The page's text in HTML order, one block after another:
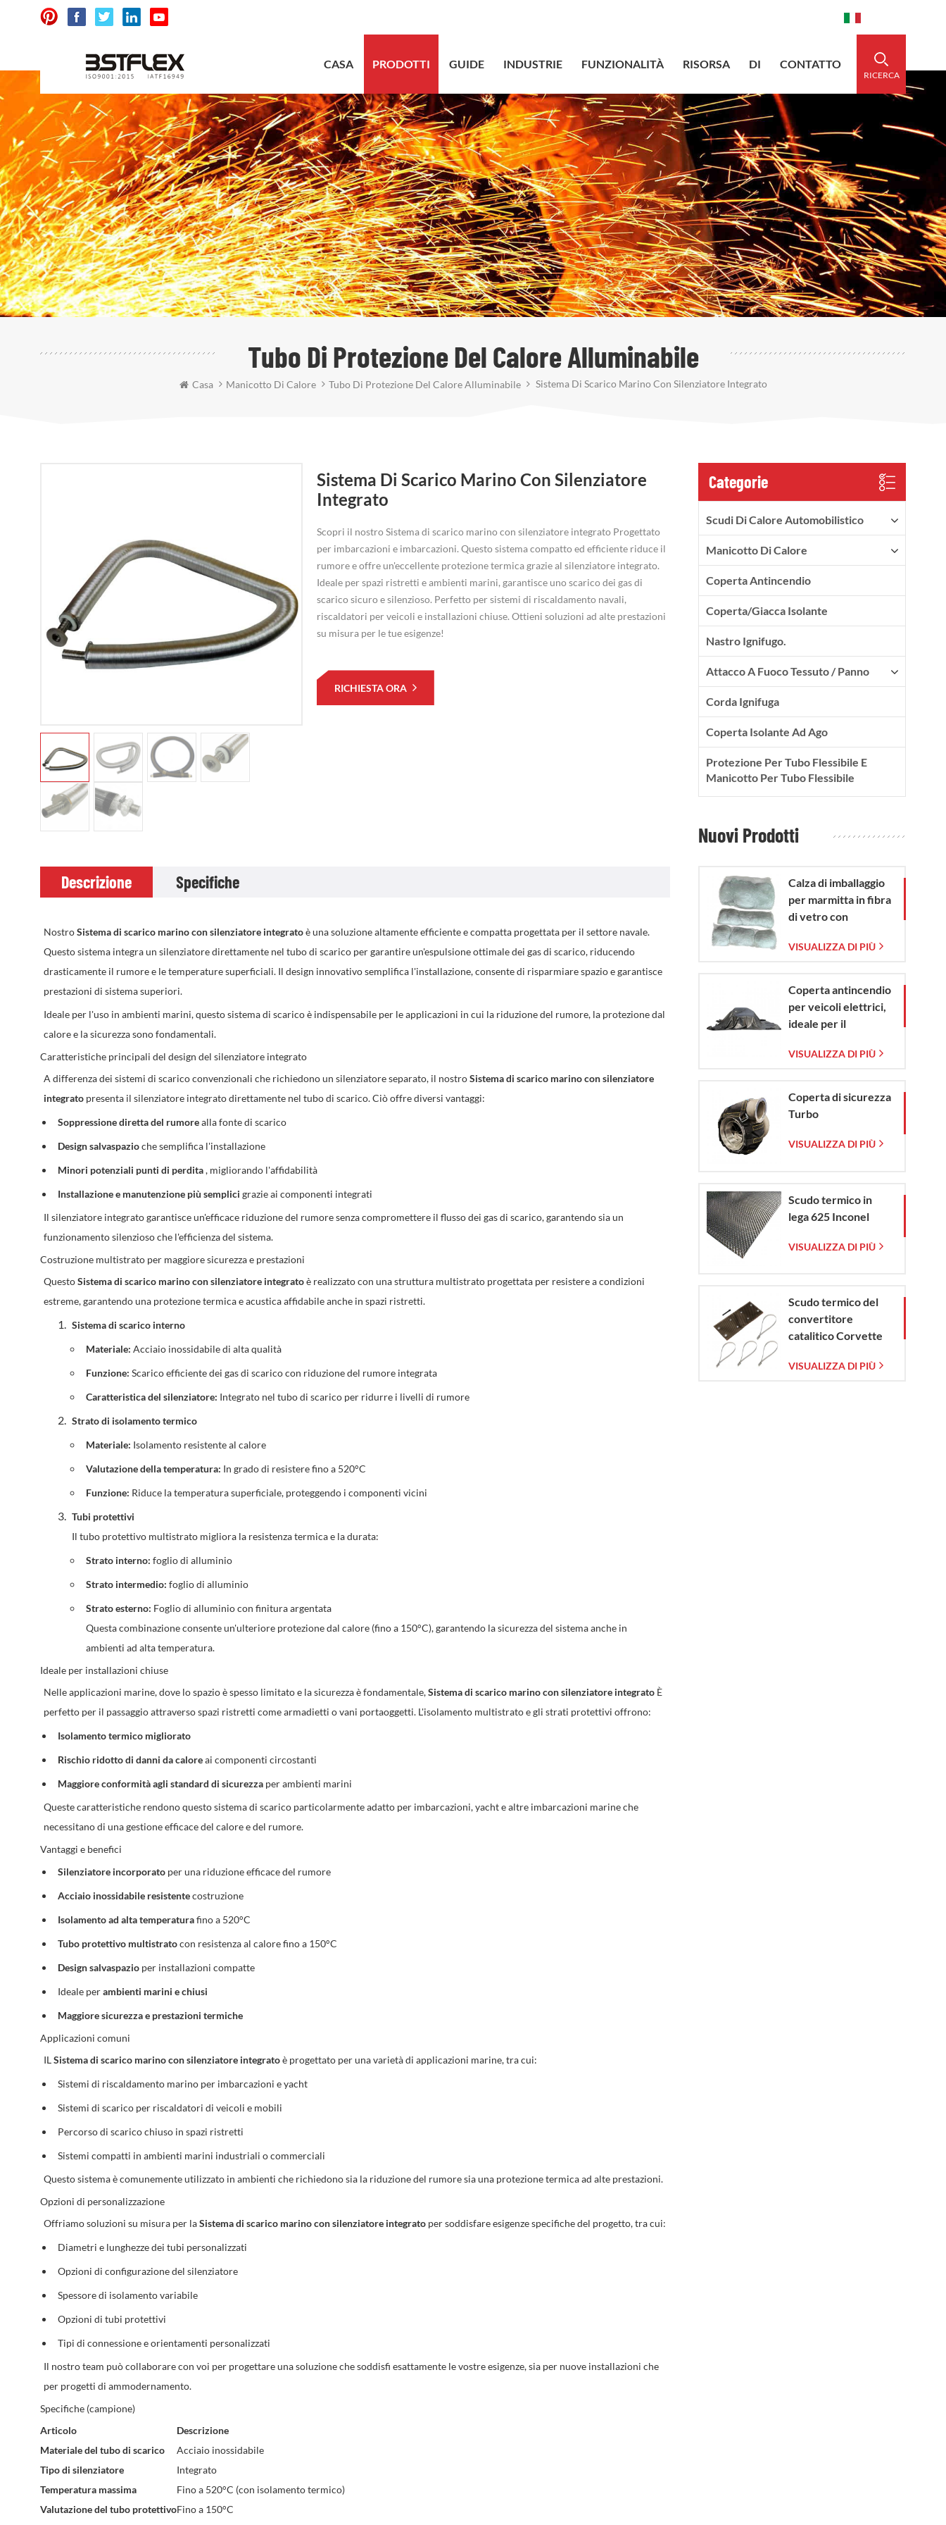
RICERCA
CASA PRODOTTI GUIDE INDUSTRIE FUNZIONALITÀ RISORSA DI CONTATTO
Tubo Di Protezione Del Calore Alluminabile
Casa Manicotto Di Calore Tubo Di Protezione Del Calore Alluminabile Sistema Di Scarico Marino Con Silenziatore Integrato
Sistema Di Scarico Marino Con Silenziatore
Integrato
Scopri il nostro Sistema di scarico marino con silenziatore integrato Progettato
per imbarcazioni e imbarcazioni. Questo sistema compatto ed efficiente riduce il
rumore e offre un'eccellente protezione termica grazie al silenziatore integrato.
Ideale per spazi ristretti e ambienti marini, garantisce uno scarico dei gas di
scarico sicuro e silenzioso. Perfetto per sistemi di riscaldamento navali,
riscaldatori per veicoli e installazioni chiuse. Ottieni soluzioni ad alte prestazioni
su misura per le tue esigenze!
RICHIESTA ORA
Descrizione Specifiche
NostroSistema di scarico marino con silenziatore integratoè una soluzione altamente efficiente e compatta progettata per il settore navale.
Questo sistema integra un silenziatore direttamente nel tubo di scarico per garantire un'espulsione ottimale dei gas di scarico, riducendo
drasticamente il rumore e le temperature superficiali. Il design innovativo semplifica l'installazione, consente di risparmiare spazio e garantisce
prestazioni di sistema superiori.
Ideale per l'uso in ambienti marini, questo sistema di scarico è indispensabile per le applicazioni in cui la riduzione del rumore, la protezione dal
calore e la sicurezza sono fondamentali.
Caratteristiche principali del design del silenziatore integrato
A differenza dei sistemi di scarico convenzionali che richiedono un silenziatore separato, il nostroSistema di scarico marino con silenziatore
integrato presenta il silenziatore integrato direttamente nel tubo di scarico. Ciò offre diversi vantaggi:
Soppressione diretta del rumorealla fonte di scarico
Design salvaspazioche semplifica l'installazione
Minori potenziali punti di perdita, migliorando l'affidabilità
Installazione e manutenzione più semplici grazie ai componenti integrati
Il silenziatore integrato garantisce un'efficace riduzione del rumore senza compromettere il flusso dei gas di scarico, garantendo sia un
funzionamento silenzioso che l'efficienza del sistema.
Costruzione multistrato per maggiore sicurezza e prestazioni
QuestoSistema di scarico marino con silenziatore integratoè realizzato con una struttura multistrato progettata per resistere a condizioni
estreme, garantendo una protezione termica e acustica affidabile anche in spazi ristretti.
Sistema di scarico interno
Materiale: Acciaio inossidabile di alta qualità
Funzione: Scarico efficiente dei gas di scarico con riduzione del rumore integrata
Caratteristica del silenziatore: Integrato nel tubo di scarico per ridurre i livelli di rumore
Strato di isolamento termico
Materiale: Isolamento resistente al calore
Valutazione della temperatura: In grado di resistere fino a 520°C
Funzione: Riduce la temperatura superficiale, proteggendo i componenti vicini
Tubi protettivi
Il tubo protettivo multistrato migliora la resistenza termica e la durata:
Strato interno: foglio di alluminio
Strato intermedio: foglio di alluminio
Strato esterno: Foglio di alluminio con finitura argentata
Questa combinazione consente un'ulteriore protezione dal calore (fino a 150°C), garantendo la sicurezza del sistema anche in
ambienti ad alta temperatura.
Ideale per installazioni chiuse
Nelle applicazioni marine, dove lo spazio è spesso limitato e la sicurezza è fondamentale,Sistema di scarico marino con silenziatore integrato È
perfetto per il passaggio attraverso spazi ristretti come armadietti o vani portaoggetti. L'isolamento multistrato e gli strati protettivi offrono:
Isolamento termico migliorato
Rischio ridotto di danni da caloreai componenti circostanti
Maggiore conformità agli standard di sicurezza per ambienti marini
Queste caratteristiche rendono questo sistema di scarico particolarmente adatto per imbarcazioni, yacht e altre imbarcazioni marine che
necessitano di una gestione efficace del calore e del rumore.
Vantaggi e benefici
Silenziatore incorporato per una riduzione efficace del rumore
Acciaio inossidabile resistentecostruzione
Isolamento ad alta temperaturafino a 520°C
Tubo protettivo multistratocon resistenza al calore fino a 150°C
Design salvaspazio per installazioni compatte
Ideale perambienti marini e chiusi
Maggiore sicurezza e prestazioni termiche
Applicazioni comuni
ILSistema di scarico marino con silenziatore integratoè progettato per una varietà di applicazioni marine, tra cui:
Sistemi di riscaldamento marino per imbarcazioni e yacht
Sistemi di scarico per riscaldatori di veicoli e mobili
Percorso di scarico chiuso in spazi ristretti
Sistemi compatti in ambienti marini industriali o commerciali
Questo sistema è comunemente utilizzato in ambienti che richiedono sia la riduzione del rumore sia una protezione termica ad alte prestazioni.
Opzioni di personalizzazione
Offriamo soluzioni su misura per laSistema di scarico marino con silenziatore integrato per soddisfare esigenze specifiche del progetto, tra cui:
Diametri e lunghezze dei tubi personalizzati
Opzioni di configurazione del silenziatore
Spessore di isolamento variabile
Opzioni di tubi protettivi
Tipi di connessione e orientamenti personalizzati
Il nostro team può collaborare con voi per progettare una soluzione che soddisfi esattamente le vostre esigenze, sia per nuove installazioni che
per progetti di ammodernamento.
Specifiche (campione)
Articolo
Descrizione
Materiale del tubo di scarico
Acciaio inossidabile
Tipo di silenziatore
Integrato
Temperatura massima
Fino a 520°C (con isolamento termico)
Valutazione del tubo protettivoFino a 150°C
Categorie
Scudi Di Calore Automobilistico
Manicotto Di Calore
Coperta Antincendio
Coperta/Giacca Isolante
Nastro Ignifugo.
Attacco A Fuoco Tessuto / Panno
Corda Ignifuga
Coperta Isolante Ad Ago
Protezione Per Tubo Flessibile E
Manicotto Per Tubo Flessibile
Nuovi Prodotti
Calza di imballaggio
per marmitta in fibra
di vetro con
vetro intrecciata
VISUALIZZA DI PIÙ
Coperta antincendio
per veicoli elettrici,
ideale per il
emergenze in caso di
elettrici e
automobili.
VISUALIZZA DI PIÙ
Coperta di sicurezza
Turbo
VISUALIZZA DI PIÙ
Scudo termico in
lega 625 Inconel
VISUALIZZA DI PIÙ
Scudo termico del
convertitore
catalitico Corvette
VISUALIZZA DI PIÙ